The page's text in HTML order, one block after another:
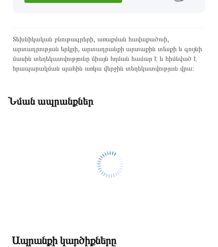
Տեխնիկական բնութագրերի, առաքման հավաքածուի,
արտադրության երկրի, արտադրանքի արտաքին տեսքի և գույնի
մասին տեղեկատվությունը միայն հղման համար է և հիմնված է
հրապարակման պահին առկա վերջին տեղեկատվության վրա։
Նման ապրանքներ
Ապրանքի կարծիքները